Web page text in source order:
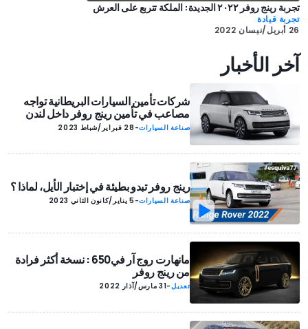
تجربة رينج روفر ٢٠٢٢ الجديدة: الملكة تتربع على العرش
تجربة قيادة
26 أبريل/نيسان 2022
آخر الأخبار
شركات تأمين السيارات البريطانية تواجه
مصاعب في تأمين رينج روفر داخل لندن
صناعة السيارات- 28 فبراير/شباط 2023
رينج روفر تبدو بطيئة في إختبار الأيل، لماذا ؟
صناعة السيارات- 5 يناير/كانون الثاني 2023
مانهارت روج آر في650 : نسخة أكثر فرادة
من رينج روفر
تعديل-31 مارس/آذار 2022